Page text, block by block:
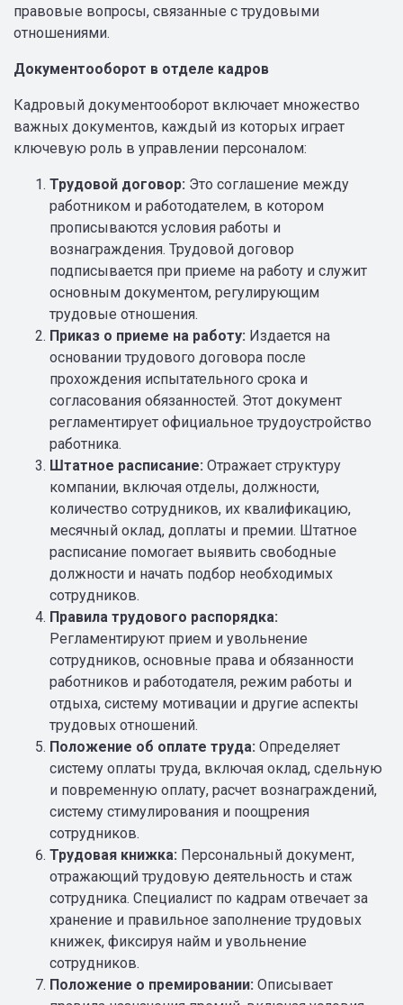
правовые вопросы, связанные с трудовыми
отношениями.
Документооборот в отделе кадров
Кадровый документооборот включает множество
важных документов, каждый из которых играет
ключевую роль в управлении персоналом:
Трудовой договор: Это соглашение между
работником и работодателем, в котором
прописываются условия работы и
вознаграждения. Трудовой договор
подписывается при приеме на работу и служит
основным документом, регулирующим
трудовые отношения.
Приказ о приеме на работу: Издается на
основании трудового договора после
прохождения испытательного срока и
согласования обязанностей. Этот документ
регламентирует официальное трудоустройство
работника.
Штатное расписание: Отражает структуру
компании, включая отделы, должности,
количество сотрудников, их квалификацию,
месячный оклад, доплаты и премии. Штатное
расписание помогает выявить свободные
должности и начать подбор необходимых
сотрудников.
Правила трудового распорядка:
Регламентируют прием и увольнение
сотрудников, основные права и обязанности
работников и работодателя, режим работы и
отдыха, систему мотивации и другие аспекты
трудовых отношений.
Положение об оплате труда: Определяет
систему оплаты труда, включая оклад, сдельную
и повременную оплату, расчет вознаграждений,
систему стимулирования и поощрения
сотрудников.
Трудовая книжка: Персональный документ,
отражающий трудовую деятельность и стаж
сотрудника. Специалист по кадрам отвечает за
хранение и правильное заполнение трудовых
книжек, фиксируя найм и увольнение
сотрудников.
Положение о премировании: Описывает